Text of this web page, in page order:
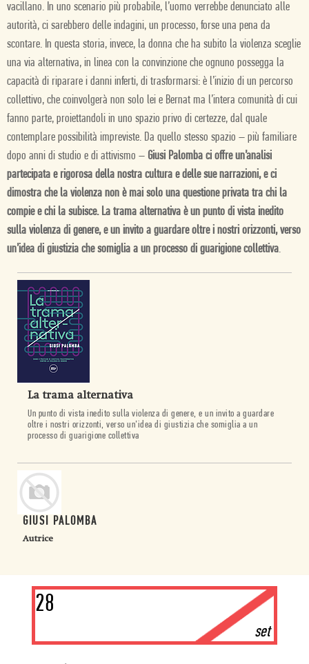
vacillano. In uno scenario più probabile, l’uomo verrebbe denunciato alle
autorità, ci sarebbero delle indagini, un processo, forse una pena da
scontare. In questa storia, invece, la donna che ha subito la violenza sceglie
una via alternativa, in linea con la convinzione che ognuno possegga la
capacità di riparare i danni inferti, di trasformarsi: è l’inizio di un percorso
collettivo, che coinvolgerà non solo lei e Bernat ma l’intera comunità di cui
fanno parte, proiettandoli in uno spazio privo di certezze, dal quale
contemplare possibilità impreviste. Da quello stesso spazio – più familiare
dopo anni di studio e di attivismo – Giusi Palomba ci offre un’analisi
partecipata e rigorosa della nostra cultura e delle sue narrazioni, e ci
dimostra che la violenza non è mai solo una questione privata tra chi la
compie e chi la subisce. La trama alternativa è un punto di vista inedito
sulla violenza di genere, e un invito a guardare oltre i nostri orizzonti, verso
un’idea di giustizia che somiglia a un processo di guarigione collettiva.
La trama alternativa
Un punto di vista inedito sulla violenza di genere, e un invito a guardare
oltre i nostri orizzonti, verso un’idea di giustizia che somiglia a un
processo di guarigione collettiva
GIUSI PALOMBA
Autrice
28
set